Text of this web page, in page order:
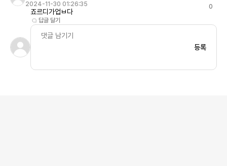
2024-11-30 01:26:35
죠르디가업ㅂ다
답글 달기
0
등록